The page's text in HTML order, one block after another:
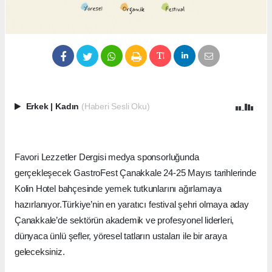
Erkek Kadın (Haberi Sesli Oku)
Favori Lezzetler Dergisi medya sponsorluğunda
gerçekleşecek GastroFest Çanakkale 24-25 Mayıs tarihlerinde
Kolin Hotel bahçesinde yemek tutkunlarını ağırlamaya
hazırlanıyor.Türkiye’nin en yaratıcı festival şehri olmaya aday
Çanakkale’de sektörün akademik ve profesyonel liderleri,
dünyaca ünlü şefler, yöresel tatların ustaları ile bir araya
geleceksiniz.